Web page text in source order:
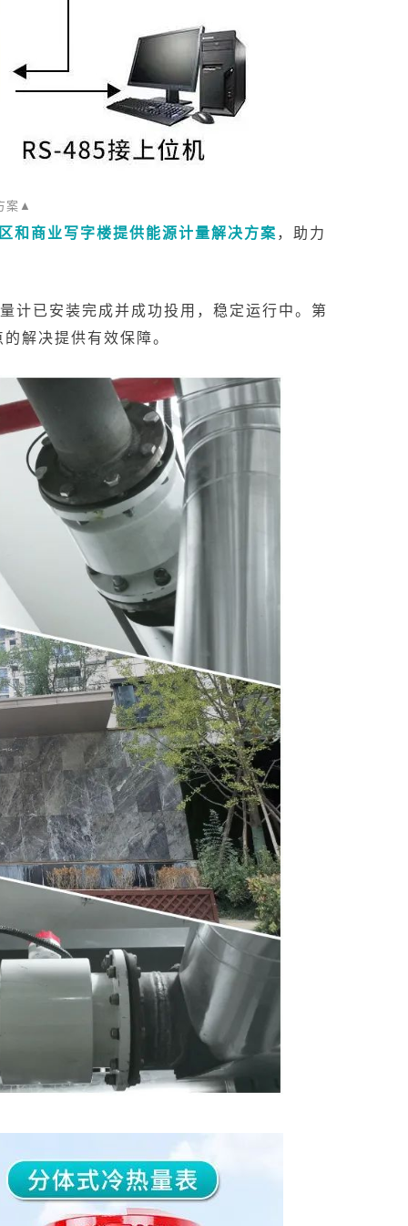
案 ▲
和商业写字楼提供能源计量解决方案 ，助力
计已安装完成并成功投用，稳定运行中。第
解决提供有效保障。